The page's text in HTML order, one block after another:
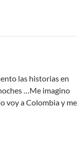
las historias en
…Me imagino
voy a Colombia y me